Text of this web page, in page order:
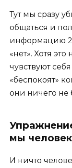
Тут мы сразу
общаться и
информацию
«нет». Хотя
чувствуют
«беспокоят»
они ничего не
мы
И ничто